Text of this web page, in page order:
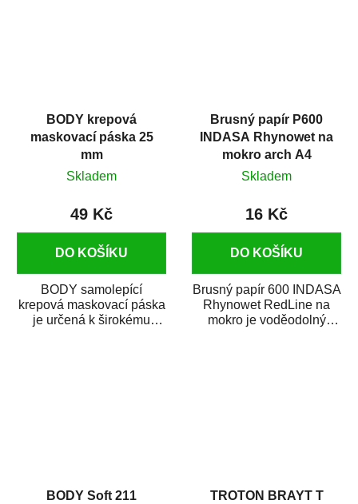
BODY krepová
maskovací páska 25
mm
Skladem
49 Kč
DO KOŠÍKU
BODY samolepící
krepová maskovací páska
je určená k širokému
Brusný papír P600
INDASA Rhynowet na
mokro arch A4
Skladem
16 Kč
DO KOŠÍKU
Brusný papír 600 INDASA
Rhynowet RedLine na
mokro je voděodolný
BODY Soft 211
TROTON BRAYT T